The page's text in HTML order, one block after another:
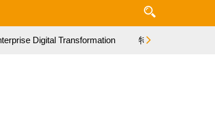
Digital Transformation 特集